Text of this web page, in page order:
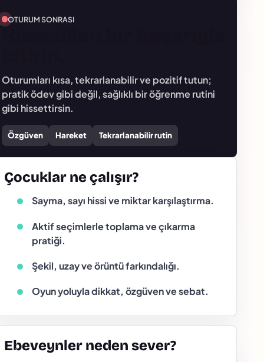
OTURUM SONRASI
Oturumları kısa, tekrarlanabilir ve pozitif tutun;
pratik ödev gibi değil, sağlıklı bir öğrenme rutini
gibi hissettirsin.
Özgüven Hareket Tekrarlanabilir rutin
Çocuklar ne çalışır?
Sayma, sayı hissi ve miktar karşılaştırma.
Aktif seçimlerle toplama ve çıkarma
pratiği.
Şekil, uzay ve örüntü farkındalığı.
Oyun yoluyla dikkat, özgüven ve sebat.
Ebeveynler neden sever?